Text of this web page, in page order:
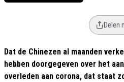
Delen
Dat de Chinezen al maanden
hebben doorgegeven over het
overleden aan corona, dat staat